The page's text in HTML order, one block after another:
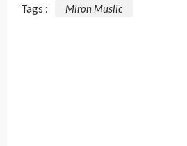
Tags : Miron Muslic